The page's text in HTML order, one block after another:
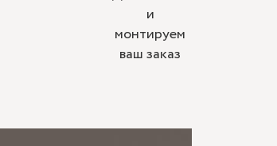
и
монтируем
ваш заказ